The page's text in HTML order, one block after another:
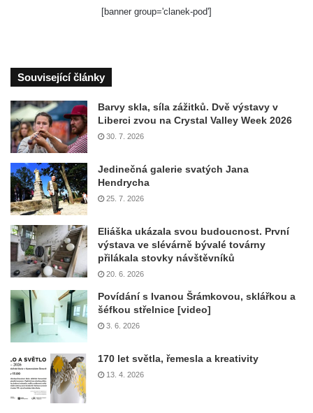
[banner group='clanek-pod']
Související články
Barvy skla, síla zážitků. Dvě výstavy v
Liberci zvou na Crystal Valley Week 2026
30. 7. 2026
Jedinečná galerie svatých Jana
Hendrycha
25. 7. 2026
Eliáška ukázala svou budoucnost. První
výstava ve slévárně bývalé továrny
přilákala stovky návštěvníků
20. 6. 2026
Povídání s Ivanou Šrámkovou, sklářkou a
šéfkou střelnice [video]
3. 6. 2026
170 let světla, řemesla a kreativity
13. 4. 2026